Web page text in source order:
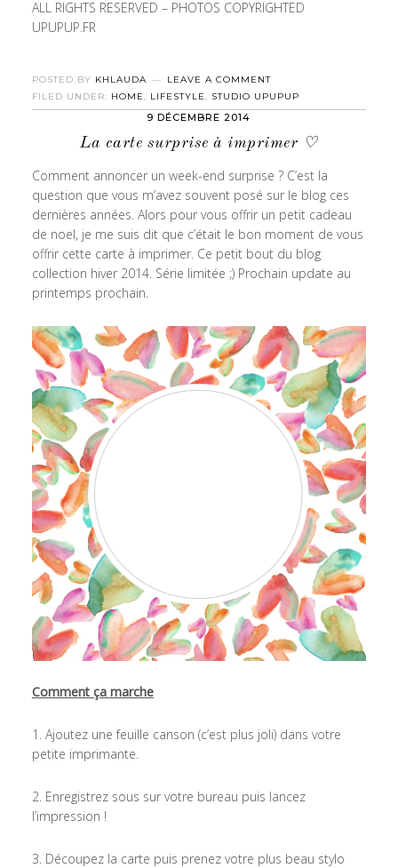
ALL RIGHTS RESERVED – PHOTOS COPYRIGHTED
UPUPUP.FR
POSTED BY KHLAUDA
LEAVE A COMMENT
FILED UNDER: HOME, LIFESTYLE, STUDIO UPUPUP
9 DÉCEMBRE 2014
La carte surprise à imprimer ♡
Comment annoncer un week-end surprise ? C’est la
question que vous m’avez souvent posé sur le blog ces
dernières années. Alors pour vous offrir un petit cadeau
de noel, je me suis dit que c’était le bon moment de vous
offrir cette carte à imprimer. Ce petit bout du blog
collection hiver 2014. Série limitée ;) Prochain update au
printemps prochain.
Comment ça marche
1. Ajoutez une feuille canson (c’est plus joli) dans votre
petite imprimante.
2. Enregistrez sous sur votre bureau puis lancez
l’impression !
3. Découpez la carte puis prenez votre plus beau stylo